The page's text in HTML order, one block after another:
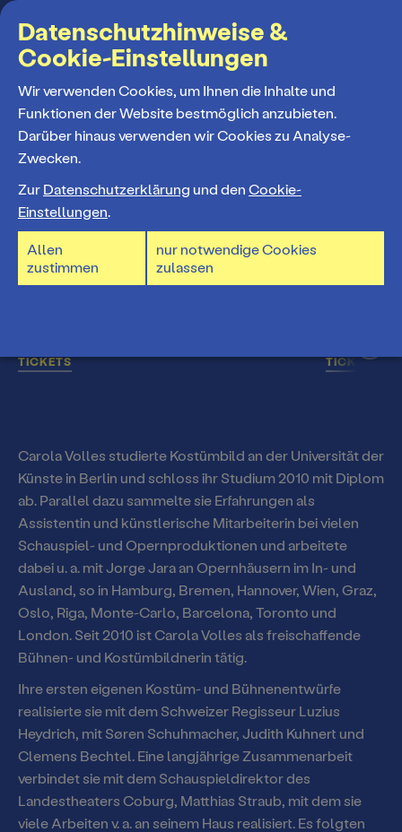
Suchbegriff
MENÜ
Programm
Spielplan
Spielzeiteröffnung
Premieren 26/27
Konzerte 26/27
Staatstheater und Freunde
Offenes Staatstheater
Staatstheater unterwegs
Tickets und Abos
Ticketkauf
Ermäßigungen
Webshop
Abos 26/27
Staatstheater
Mitarbeiter*innen
Jobs und Praktika
Ausschreibungen
Kontakt und Anfahrt
Brandenburgische Kulturstiftung
Kooperationen & Förderungen
Theaterverein Cottbus
News
Newsletter
Mitmachen
Carola Volles
TICKETS
TICKETS
Carola Volles studierte Kostümbild an der Universität der
Künste in Berlin und schloss ihr Studium 2010 mit Diplom
ab. Parallel dazu sammelte sie Erfahrungen als
Assistentin und künstlerische Mitarbeiterin bei vielen
Schauspiel- und Opernproduktionen und arbeitete
dabei u. a. mit Jorge Jara an Opernhäusern im In- und
Ausland, so in Hamburg, Bremen, Hannover, Wien, Graz,
Oslo, Riga, Monte-Carlo, Barcelona, Toronto und
London. Seit 2010 ist Carola Volles als freischaffende
Bühnen- und Kostümbildnerin tätig.
Ihre ersten eigenen Kostüm- und Bühnenentwürfe
realisierte sie mit dem Schweizer Regisseur Luzius
Heydrich, mit Søren Schuhmacher, Judith Kuhnert und
Clemens Bechtel. Eine langjährige Zusammenarbeit
verbindet sie mit dem Schauspieldirektor des
Landestheaters Coburg, Matthias Straub, mit dem sie
viele Arbeiten v. a. an seinem Haus realisiert. Es folgten
Datenschutzhinweise &
Cookie-Einstellungen
Wir verwenden Cookies, um Ihnen die Inhalte und
Funktionen der Website bestmöglich anzubieten.
Darüber hinaus verwenden wir Cookies zu Analyse-
Zwecken.
Zur Datenschutzerklärung und den Cookie-
Einstellungen.
Allen
zustimmen
nur notwendige Cookies
zulassen